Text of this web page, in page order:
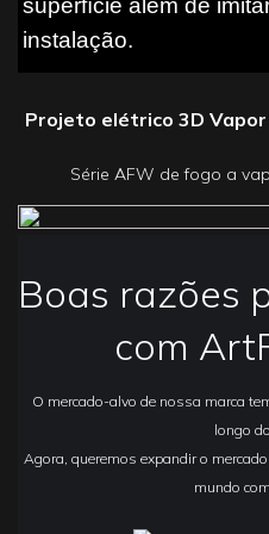
superfície além de
instalação.
Projeto elétrico 3D
Série AFW de fogo a
Boas razões
com
O mercado-alvo de nossa marca
longo
Agora, queremos expandir o
mundo